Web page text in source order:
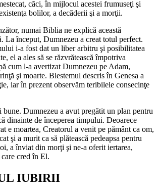
căci, în mijlocul acestei frumuseţi şi
bolilor, a decăderii şi a morţii.
numai Biblia ne explică această
La început, Dumnezeu a creat totul perfect.
i-a fost dat un liber arbitru şi posibilitatea
el a ales să se răzvrătească împotriva
cum l-a avertizat Dumnezeu pe Adam,
şi moarte. Blestemul descris în Genesa a
iar în prezent observăm teribilele consecinţe
bune. Dumnezeu a avut pregătit un plan pentru
dinainte de începerea timpului. Deoarece
e moartea, Creatorul a venit pe pământ ca om,
şi a murit ca să plătească pedeapsa pentru
a înviat din morţi şi ne-a oferit iertarea,
cred în El.
IUBIRII